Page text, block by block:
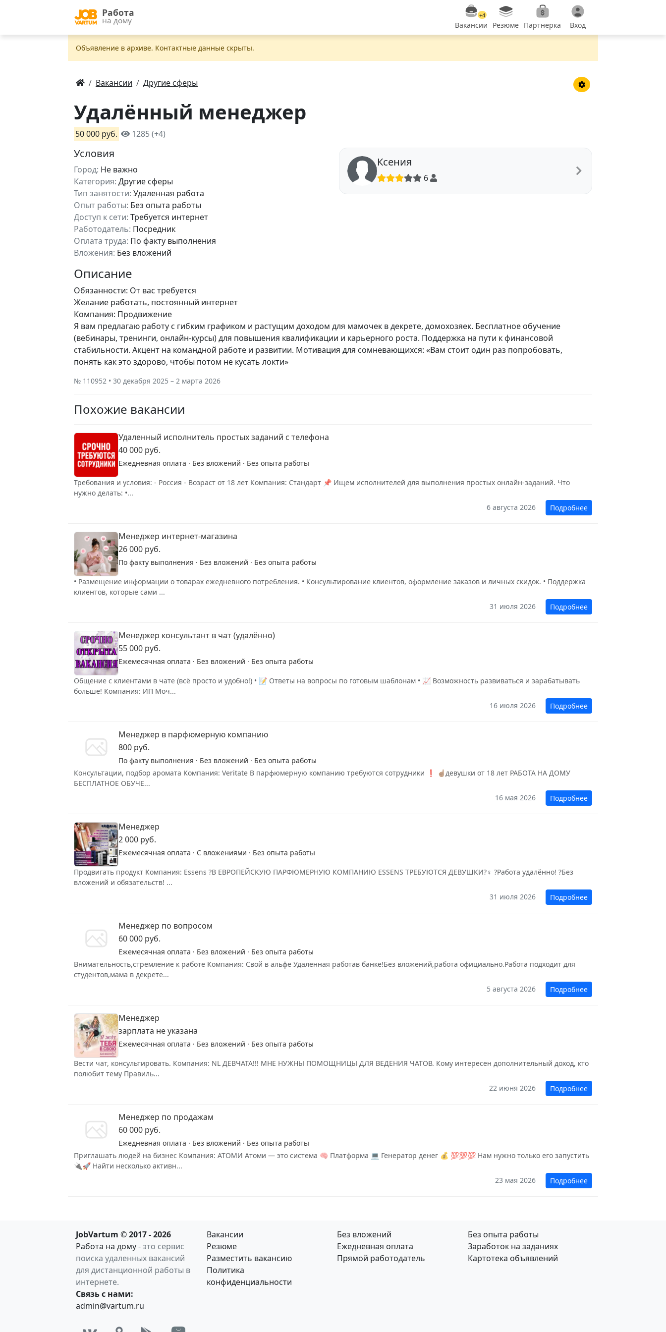
Работа
на дому
+4
Вакансии Резюме Партнерка Вход
Объявление в apxивe. Контактные данные скрыты.
Вакансии Другие сферы
Удалённый менеджер
50 000 руб. 1285 (+4)
Условия
Город: Не важно
Категория: Другие сферы
Тип занятости: Удаленная работа
Опыт работы: Без опыта работы
Доступ к сети: Требуется интернет
Работодатель: Посредник
Оплата труда: По факту выполнения
Вложения: Без вложений
Ксения
6
Описание
Обязанности: От вас требуется
Желание работать, постоянный интернет
Компания: Продвижение
Я вам предлагаю работу с гибким графиком и растущим доходом для мамочек в декрете, домохозяек. Бесплатное обучение
(вебинары, тренинги, онлайн-курсы) для повышения квалификации и карьерного роста. Поддержка на пути к финансовой
стабильности. Акцент на командной работе и развитии. Мотивация для сомневающихся: «Вам стоит один раз попробовать,
понять как это здорово, чтобы потом не кусать локти»
№ 110952 • 30 декабря 2025 – 2 марта 2026
Похожие вакансии
Удаленный исполнитель простых заданий с телефона
40 000 руб.
Ежедневная оплата · Без вложений · Без опыта работы
Требования и условия: - Россия - Возраст от 18 лет Компания: Стандарт 📌 Ищем исполнителей для выполнения простых онлайн-заданий. Что
нужно делать: •...
6 августа 2026
Подробнее
Менеджер интернет-магазина
26 000 руб.
По факту выполнения · Без вложений · Без опыта работы
• Размещение информации о товарах ежедневного потребления. • Консультирование клиентов, оформление заказов и личных скидок. • Поддержка
клиентов, которые сами ...
31 июля 2026
Подробнее
Менеджер консультант в чат (удалённо)
55 000 руб.
Ежемесячная оплата · Без вложений · Без опыта работы
Общение с клиентами в чате (всё просто и удобно!) • 📝 Ответы на вопросы по готовым шаблонам • 📈 Возможность развиваться и зарабатывать
больше! Компания: ИП Моч...
16 июля 2026
Подробнее
Менеджер в парфюмерную компанию
800 руб.
По факту выполнения · Без вложений · Без опыта работы
Консультации, подбор аромата Компания: Veritate В парфюмерную компанию требуются сотрудники ❗ ☝🏽девушки от 18 лет РАБОТА НА ДОМУ
БЕСПЛАТНОЕ ОБУЧЕ...
16 мая 2026
Подробнее
Менеджер
2 000 руб.
Ежемесячная оплата · С вложениями · Без опыта работы
Продвигать продукт Компания: Essens ?В ЕВРОПЕЙСКУЮ ПАРФЮМЕРНУЮ КОМПАНИЮ ESSENS ТРЕБУЮТСЯ ДЕВУШКИ?‍♀️ ?Работа удалённо! ?Без
вложений и обязательств! ...
31 июля 2026
Подробнее
Менеджер по вопросом
60 000 руб.
Ежемесячная оплата · Без вложений · Без опыта работы
Внимательность,стремление к работе Компания: Свой в альфе Удаленная работав банке!Без вложений,работа официально.Работа подходит для
студентов,мама в декрете...
5 августа 2026
Подробнее
Менеджер
зарплата не указана
Ежемесячная оплата · Без вложений · Без опыта работы
Вести чат, консультировать. Компания: NL ДЕВЧАТА!!! МНЕ НУЖНЫ ПОМОЩНИЦЫ ДЛЯ ВЕДЕНИЯ ЧАТОВ. Кому интересен дополнительный доход, кто
полюбит тему Правиль...
22 июня 2026
Подробнее
Менеджер по продажам
60 000 руб.
Ежедневная оплата · Без вложений · Без опыта работы
Приглашать людей на бизнес Компания: АТОМИ Атоми — это система 🧠 Платформа 💻 Генератор денег 💰 💯💯💯 Нам нужно только его запустить
🔌🚀 Найти несколько активн...
23 мая 2026
Подробнее
JobVartum © 2017 - 2026
Работа на дому- это сервис
поиска удаленных вакансий
для дистанционной работы в
интернете.
Связь с нами:
admin@vartum.ru
Вакансии
Резюме
Разместить вакансию
Политика
конфиденциальности
Без вложений
Ежедневная оплата
Прямой работодатель
Без опыта работы
Заработок на заданиях
Картотека объявлений